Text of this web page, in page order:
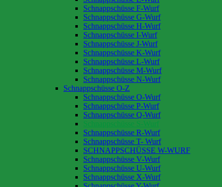
Schnappschüsse F-Wurf
Schnappschüsse G-Wurf
Schnappschüsse H-Wurf
Schnappschüsse I-Wurf
Schnappschüsse J-Wurf
Schnappschüsse K-Wurf
Schnappschüsse L-Wurf
Schnappschüsse M-Wurf
Schnappschüsse N-Wurf
Schnappschüsse O-Z
Schnappschüsse O-Wurf
Schnappschüsse P-Wurf
Schnappschüsse Q-Wurf
Schnappschüsse S-Wurf
Schnappschüsse R-Wurf
Schnappschüsse T- Wurf
SCHNAPPSCHÜSSE W-WURF
Schnappschüsse V-Wurf
Schnappschüsse U-Wurf
Schnappschüsse X-Wurf